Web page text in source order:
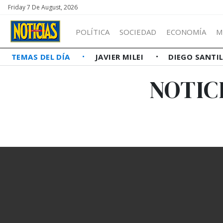
Friday 7 De August, 2026
POLÍTICA SOCIEDAD ECONOMÍA
TEMAS DEL DÍA JAVIER MILEI DIEGO